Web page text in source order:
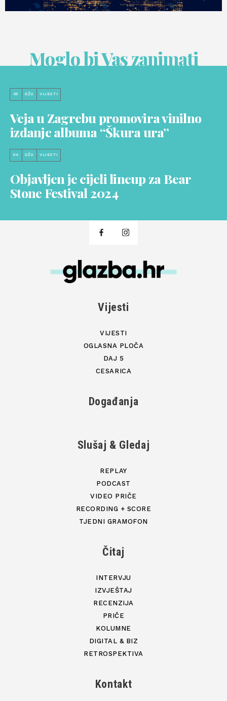
Moglo bi Vas zanimati
05 OŽU VIJESTI
Veja u Zagrebu promovira vinilno
izdanje albuma “Škura ura”
04 OŽU VIJESTI
Objavljen je cijeli lineup za Bear
Stone Festival 2024
Vijesti
VIJESTI
OGLASNA PLOČA
DAJ 5
CESARICA
Događanja
Slušaj & Gledaj
REPLAY
PODCAST
VIDEO PRIČE
RECORDING + SCORE
TJEDNI GRAMOFON
Čitaj
INTERVJU
IZVJEŠTAJ
RECENZIJA
PRIČE
KOLUMNE
DIGITAL & BIZ
RETROSPEKTIVA
Kontakt